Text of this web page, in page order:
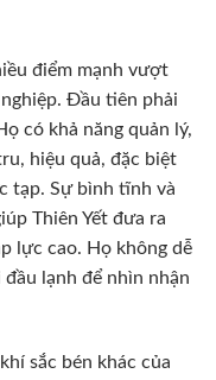
điểm mạnh vượt
Đầu tiên phải
có khả năng quản lý,
hiệu quả, đặc biệt
tạp. Sự bình tĩnh và
Thiên Yết đưa ra
lực cao. Họ không dễ
lạnh để nhìn nhận
sắc bén khác của